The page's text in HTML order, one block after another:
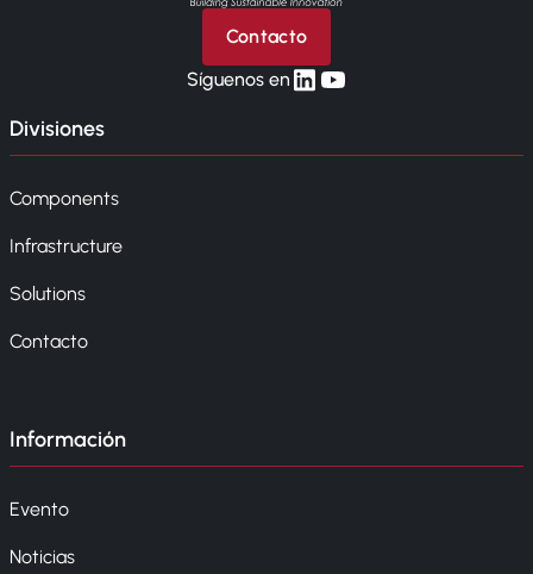
Contacto
Síguenos enlinkedin
yt
Divisiones
Components
Infrastructure
Solutions
Contacto
Información
Evento
Noticias